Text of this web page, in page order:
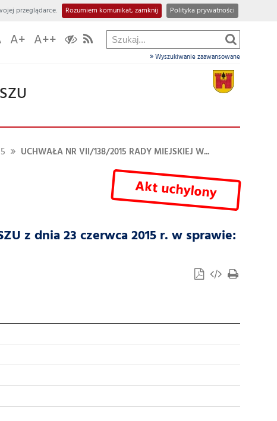
przeglądarce. Rozumiem komunikat, zamknij Polityka prywatności
A+ A++
Wyszukiwanie zaawansowane
UCHWAŁA NR VII/138/2015 RADY MIEJSKIEJ W...
Akt uchylony
z dnia 23 czerwca 2015 r. w sprawie: